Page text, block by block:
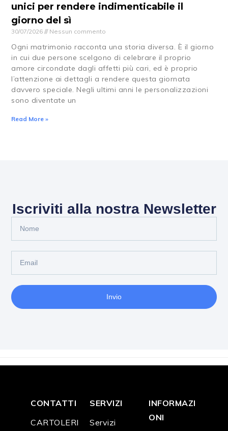
unici per rendere indimenticabile il
giorno del sì
30/07/2026 Nessun commento
Ogni matrimonio racconta una storia diversa. È il giorno
in cui due persone scelgono di celebrare il proprio
amore circondate dagli affetti più cari, ed è proprio
l’attenzione ai dettagli a rendere questa giornata
davvero speciale. Negli ultimi anni le personalizzazioni
sono diventate un
Read More »
Iscriviti alla nostra Newsletter
Invio
CONTATTI
CARTOLERI
SERVIZI
Servizi
INFORMAZI
ONI